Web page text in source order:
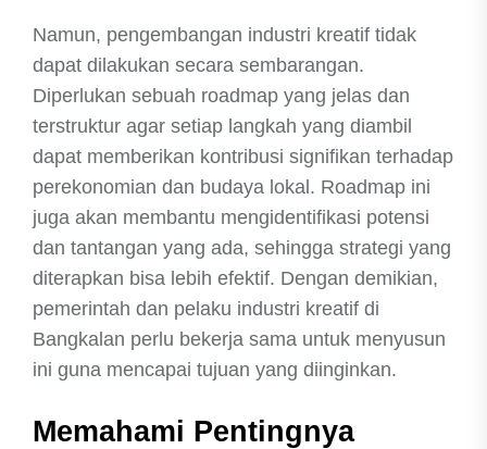
Namun, pengembangan industri kreatif tidak
dapat dilakukan secara sembarangan.
Diperlukan sebuah roadmap yang jelas dan
terstruktur agar setiap langkah yang diambil
dapat memberikan kontribusi signifikan terhadap
perekonomian dan budaya lokal. Roadmap ini
juga akan membantu mengidentifikasi potensi
dan tantangan yang ada, sehingga strategi yang
diterapkan bisa lebih efektif. Dengan demikian,
pemerintah dan pelaku industri kreatif di
Bangkalan perlu bekerja sama untuk menyusun
ini guna mencapai tujuan yang diinginkan.
Memahami Pentingnya